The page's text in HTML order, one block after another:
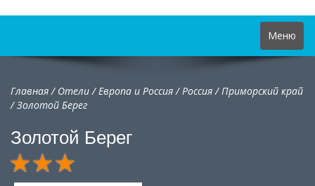
Toggle
navigation
Меню
Главная/ Отели/Европа и Россия/Россия/Приморский край
/Золотой Берег
Золотой Берег